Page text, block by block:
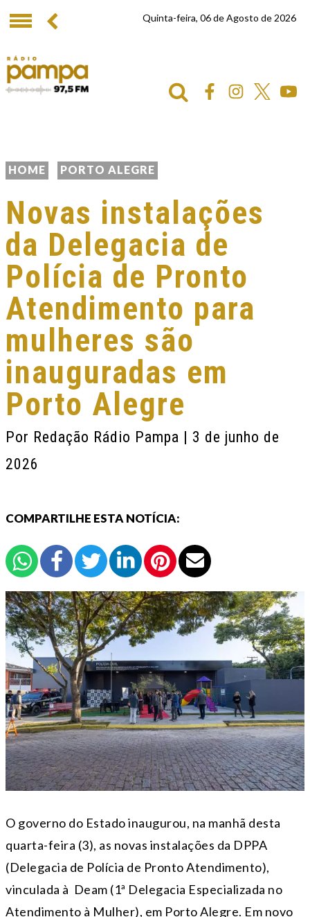
Quinta-feira, 06 de Agosto de 2026
HOME PORTO ALEGRE
Novas instalações
da Delegacia de
Polícia de Pronto
Atendimento para
mulheres são
inauguradas em
Porto Alegre
Por Redação Rádio Pampa | 3 de junho de
2026
COMPARTILHE ESTA NOTÍCIA:
O governo do Estado inaugurou, na manhã desta
quarta-feira (3), as novas instalações da DPPA
(Delegacia de Polícia de Pronto Atendimento),
vinculada à Deam (1ª Delegacia Especializada no
Atendimento à Mulher), em Porto Alegre. Em novo